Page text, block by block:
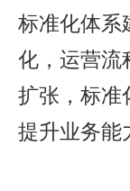
标准化体系
化，运营流
扩张，标准
提升业务能